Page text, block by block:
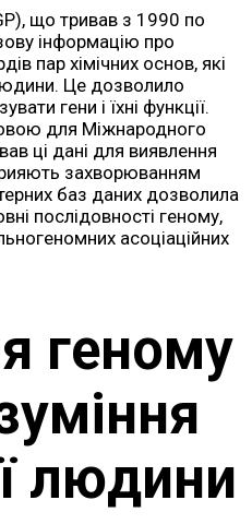
що тривав з 1990 по
інформацію про
пар хімічних основ, які
Це дозволило
гени і їхні функції.
для Міжнародного
ці дані для виявлення
захворюванням
баз даних дозволила
послідовності геному,
асоціаційних
геному
людини